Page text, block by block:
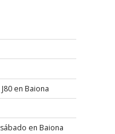
en Baiona
en Baiona